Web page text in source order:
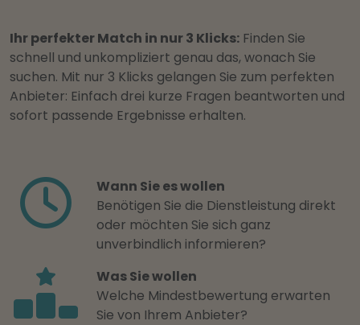
Ihr perfekter Match in nur 3 Klicks: Finden Sie
schnell und unkompliziert genau das, wonach Sie
suchen. Mit nur 3 Klicks gelangen Sie zum perfekten
Anbieter: Einfach drei kurze Fragen beantworten und
sofort passende Ergebnisse erhalten.
Wann Sie es wollen
Benötigen Sie die Dienstleistung direkt
oder möchten Sie sich ganz
unverbindlich informieren?
Was Sie wollen
Welche Mindestbewertung erwarten
Sie von Ihrem Anbieter?